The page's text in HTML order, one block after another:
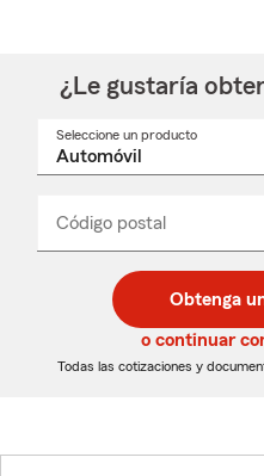
¿Le gustaría
Seleccione un producto
Código postal
de
5
dígitos
de
5
dígitos
_____
Obtenga
o continuar
Todas las cotizaciones y